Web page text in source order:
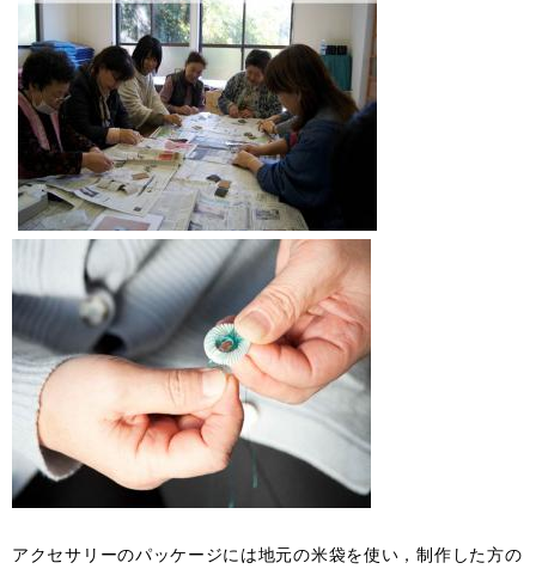
アクセサリーのパッケージには地元の米袋を使い，制作した方の